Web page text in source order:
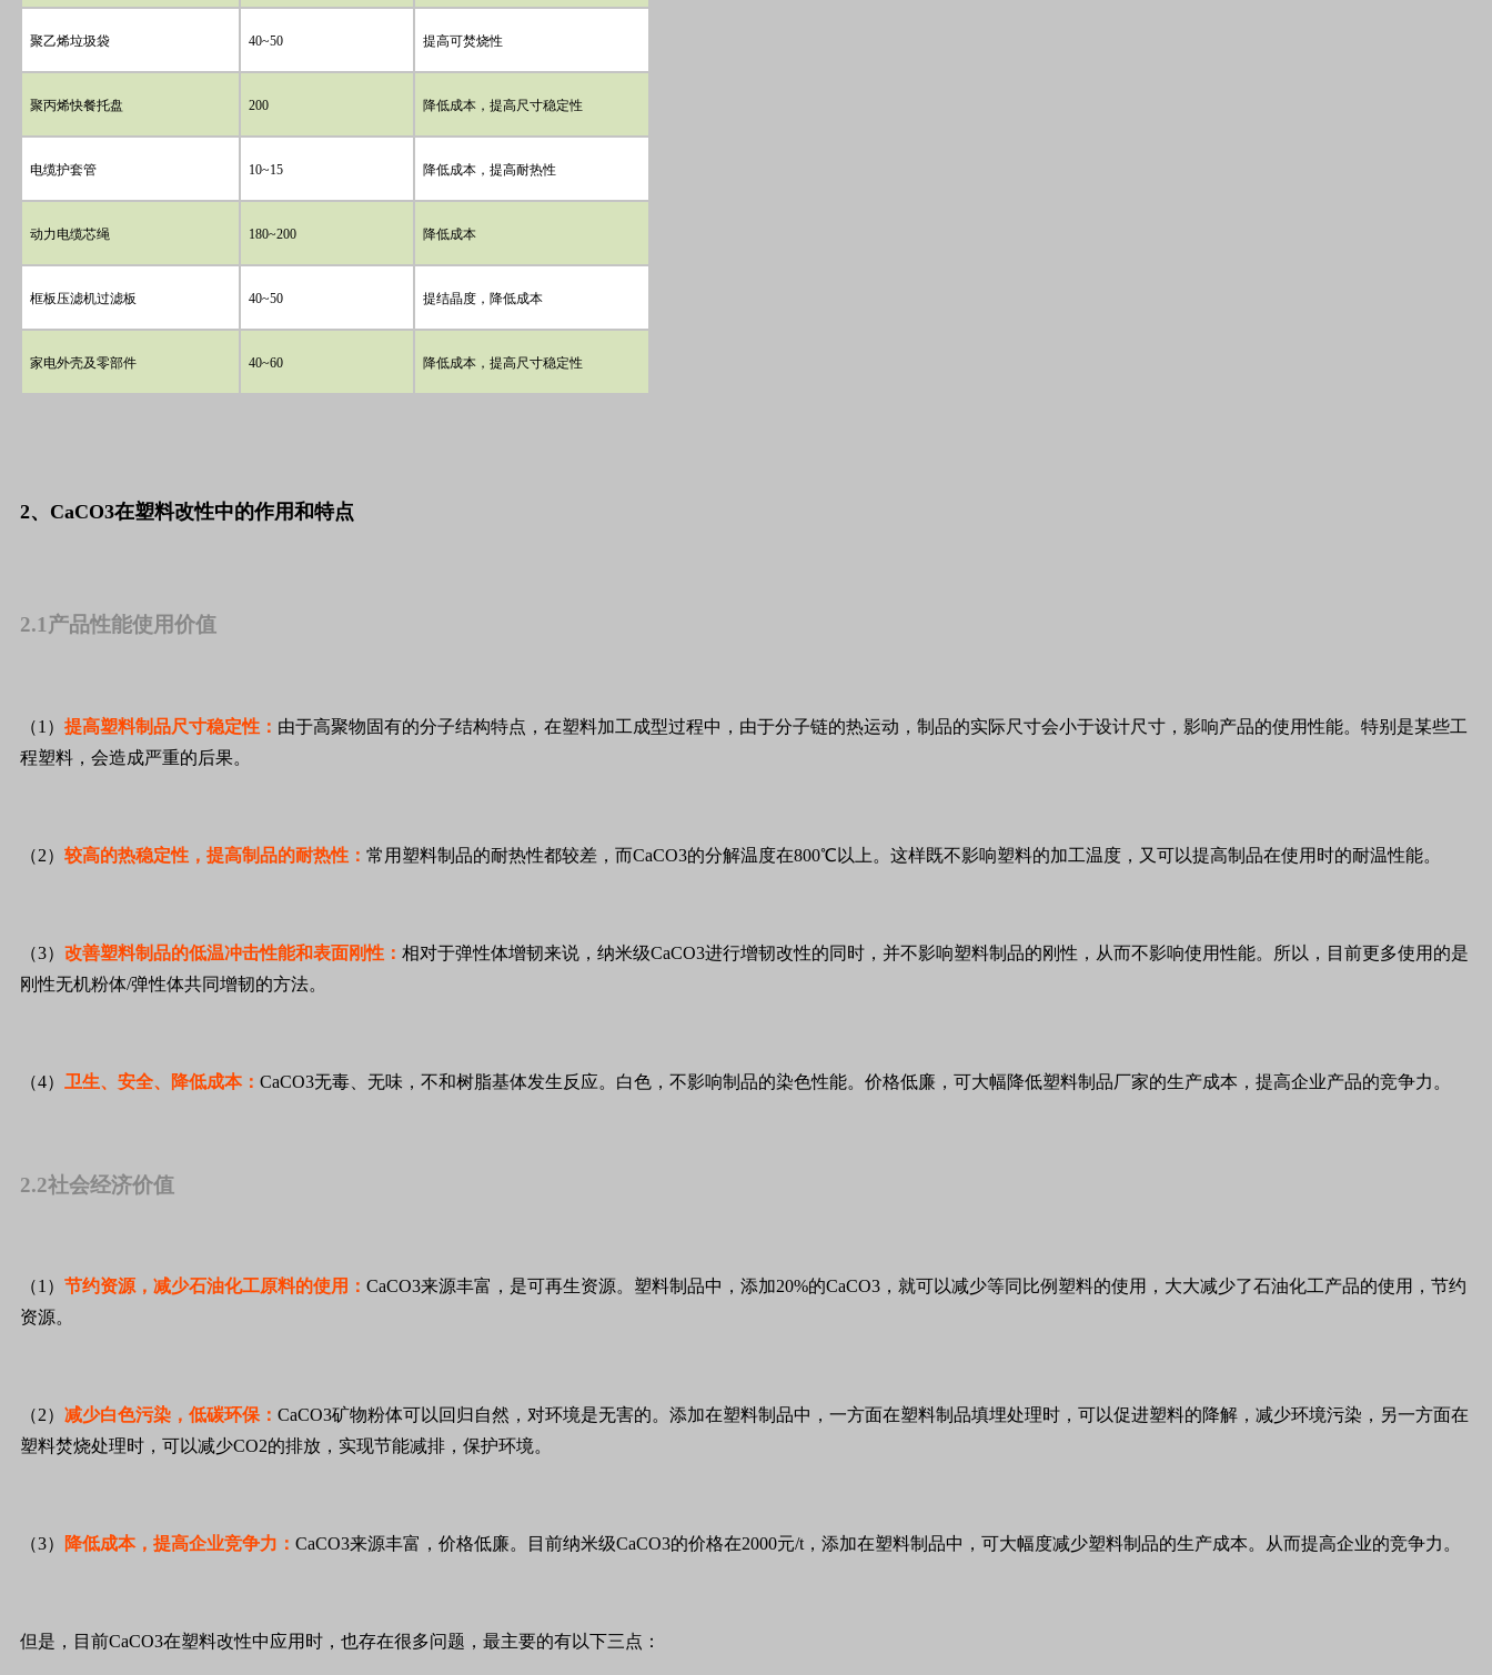
聚乙烯垃圾袋 40~50 提高可焚烧性
聚丙烯快餐托盘 200 降低成本，提高尺寸稳定性
电缆护套管 10~15 降低成本，提高耐热性
动力电缆芯绳 180~200 降低成本
框板压滤机过滤板 40~50 提结晶度，降低成本
家电外壳及零部件 40~60 降低成本，提高尺寸稳定性
2、CaCO3在塑料改性中的作用和特点
2.1产品性能使用价值
（1） 提高塑料制品尺寸稳定性： 由于高聚物固有的分子结构特点，在塑料加工成型过程中，由于分子链的热运动，制品的实际尺寸会小于设计尺寸，影响产品的使用性能。特别是某些工
程塑料，会造成严重的后果。
（2） 较高的热稳定性，提高制品的耐热性： 常用塑料制品的耐热性都较差，而CaCO3的分解温度在800℃以上。这样既不影响塑料的加工温度，又可以提高制品在使用时的耐温性能。
（3） 改善塑料制品的低温冲击性能和表面刚性： 相对于弹性体增韧来说，纳米级CaCO3进行增韧改性的同时，并不影响塑料制品的刚性，从而不影响使用性能。所以，目前更多使用的是
刚性无机粉体/弹性体共同增韧的方法。
（4） 卫生、安全、降低成本： CaCO3无毒、无味，不和树脂基体发生反应。白色，不影响制品的染色性能。价格低廉，可大幅降低塑料制品厂家的生产成本，提高企业产品的竞争力。
2.2社会经济价值
（1） 节约资源，减少石油化工原料的使用： CaCO3来源丰富，是可再生资源。塑料制品中，添加20%的CaCO3，就可以减少等同比例塑料的使用，大大减少了石油化工产品的使用，节约
资源。
（2） 减少白色污染，低碳环保： CaCO3矿物粉体可以回归自然，对环境是无害的。添加在塑料制品中，一方面在塑料制品填埋处理时，可以促进塑料的降解，减少环境污染，另一方面在
塑料焚烧处理时，可以减少CO2的排放，实现节能减排，保护环境。
（3） 降低成本，提高企业竞争力： CaCO3来源丰富，价格低廉。目前纳米级CaCO3的价格在2000元/t，添加在塑料制品中，可大幅度减少塑料制品的生产成本。从而提高企业的竞争力。
但是，目前CaCO3在塑料改性中应用时，也存在很多问题，最主要的有以下三点：